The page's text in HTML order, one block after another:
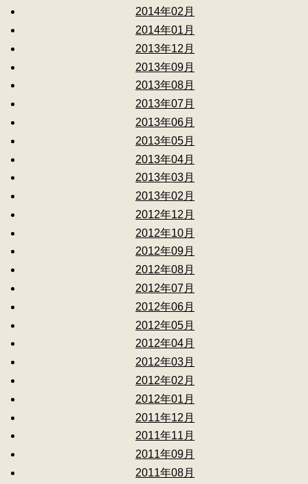
2014年02月
2014年01月
2013年12月
2013年09月
2013年08月
2013年07月
2013年06月
2013年05月
2013年04月
2013年03月
2013年02月
2012年12月
2012年10月
2012年09月
2012年08月
2012年07月
2012年06月
2012年05月
2012年04月
2012年03月
2012年02月
2012年01月
2011年12月
2011年11月
2011年09月
2011年08月